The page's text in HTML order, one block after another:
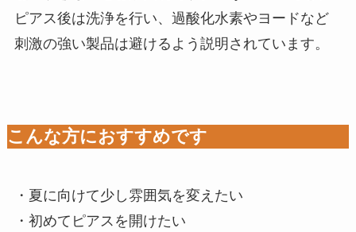
ピアス後は洗浄を行い、過酸化水素やヨードなど
刺激の強い製品は避けるよう説明されています。
こんな方におすすめです
・夏に向けて少し雰囲気を変えたい
・初めてピアスを開けたい